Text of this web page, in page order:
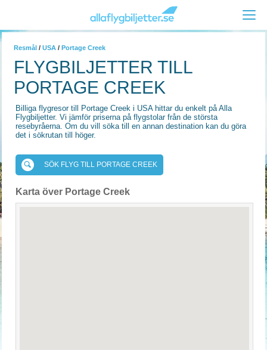
Resmål / USA / Portage Creek
FLYGBILJETTER TILL
PORTAGE CREEK
Billiga flygresor till Portage Creek i USA hittar du enkelt på Alla
Flygbiljetter. Vi jämför priserna på flygstolar från de största
resebyråerna. Om du vill söka till en annan destination kan du göra
det i sökrutan till höger.
SÖK FLYG TILL PORTAGE CREEK
Karta över Portage Creek